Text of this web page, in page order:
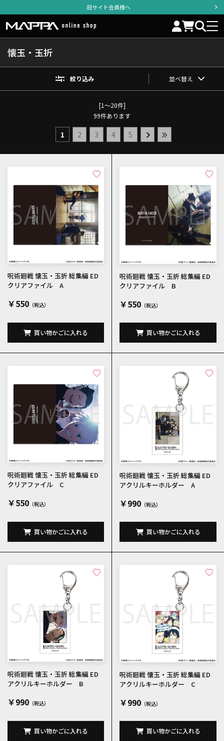
旧サイト会員様へ
懐玉・玉折
絞り込み 並べ替え
[1～20件]
99件あります
1 2 3 4 5
呪術廻戦 懐玉・玉折 総集編 ED
クリアファイル A
￥550
買い物かごに入れる
呪術廻戦 懐玉・玉折 総集編 ED
クリアファイル B
￥550
買い物かごに入れる
呪術廻戦 懐玉・玉折 総集編 ED
クリアファイル C
￥550
買い物かごに入れる
呪術廻戦 懐玉・玉折 総集編 ED
アクリルキーホルダー A
￥990
買い物かごに入れる
呪術廻戦 懐玉・玉折 総集編 ED
アクリルキーホルダー B
￥990
買い物かごに入れる
呪術廻戦 懐玉・玉折 総集編 ED
アクリルキーホルダー C
￥990
買い物かごに入れる